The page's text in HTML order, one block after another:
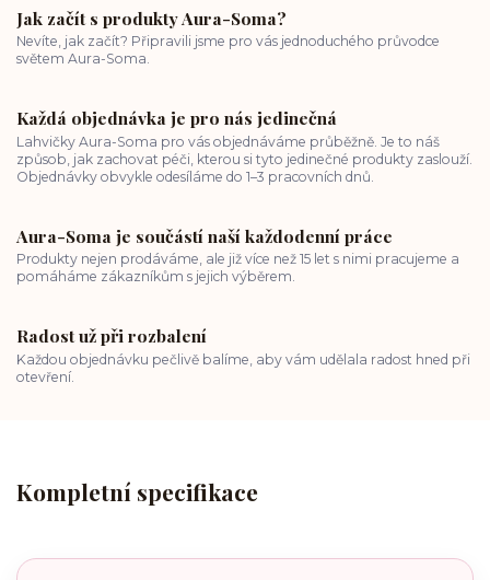
Jak začít s produkty Aura-Soma?
Nevíte, jak začít? Připravili jsme pro vás jednoduchého průvodce
světem Aura-Soma.
Každá objednávka je pro nás jedinečná
Lahvičky Aura-Soma pro vás objednáváme průběžně. Je to náš
způsob, jak zachovat péči, kterou si tyto jedinečné produkty zaslouží.
Objednávky obvykle odesíláme do 1–3 pracovních dnů.
Aura-Soma je součástí naší každodenní práce
Produkty nejen prodáváme, ale již více než 15 let s nimi pracujeme a
pomáháme zákazníkům s jejich výběrem.
Radost už při rozbalení
Každou objednávku pečlivě balíme, aby vám udělala radost hned při
otevření.
Kompletní specifikace